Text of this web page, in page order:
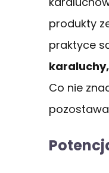
produkty
praktyce
Co nie